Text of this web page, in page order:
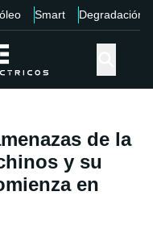
Smart Degradación
de la
y su
en